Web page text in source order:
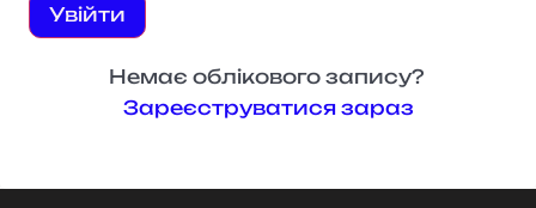
Увійти
Немає облікового запису?
Зареєструватися зараз